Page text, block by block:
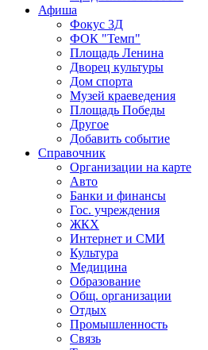
Афиша
Фокус 3Д
ФОК "Темп"
Площадь Ленина
Дворец культуры
Дом спорта
Музей краеведения
Площадь Победы
Другое
Добавить событие
Справочник
Организации на карте
Авто
Банки и финансы
Гос. учреждения
ЖКХ
Интернет и СМИ
Культура
Медицина
Образование
Общ. организации
Отдых
Промышленность
Связь